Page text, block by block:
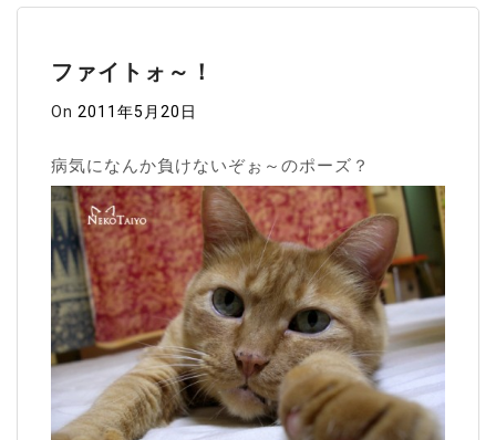
ファイトォ～！
On 2011年5月20日
病気になんか負けないぞぉ～のポーズ？